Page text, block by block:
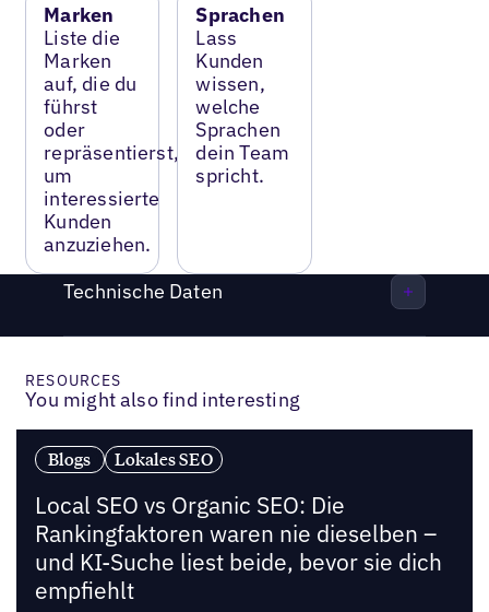
Marken
Liste die
Marken
auf, die du
führst
oder
repräsentierst,
um
interessierte
Kunden
anzuziehen.
Sprachen
Lass
Kunden
wissen,
welche
Sprachen
dein Team
spricht.
Technische Daten
RESOURCES
You might also find interesting
Blogs Lokales SEO
Local SEO vs Organic SEO: Die
Rankingfaktoren waren nie dieselben –
und KI-Suche liest beide, bevor sie dich
empfiehlt